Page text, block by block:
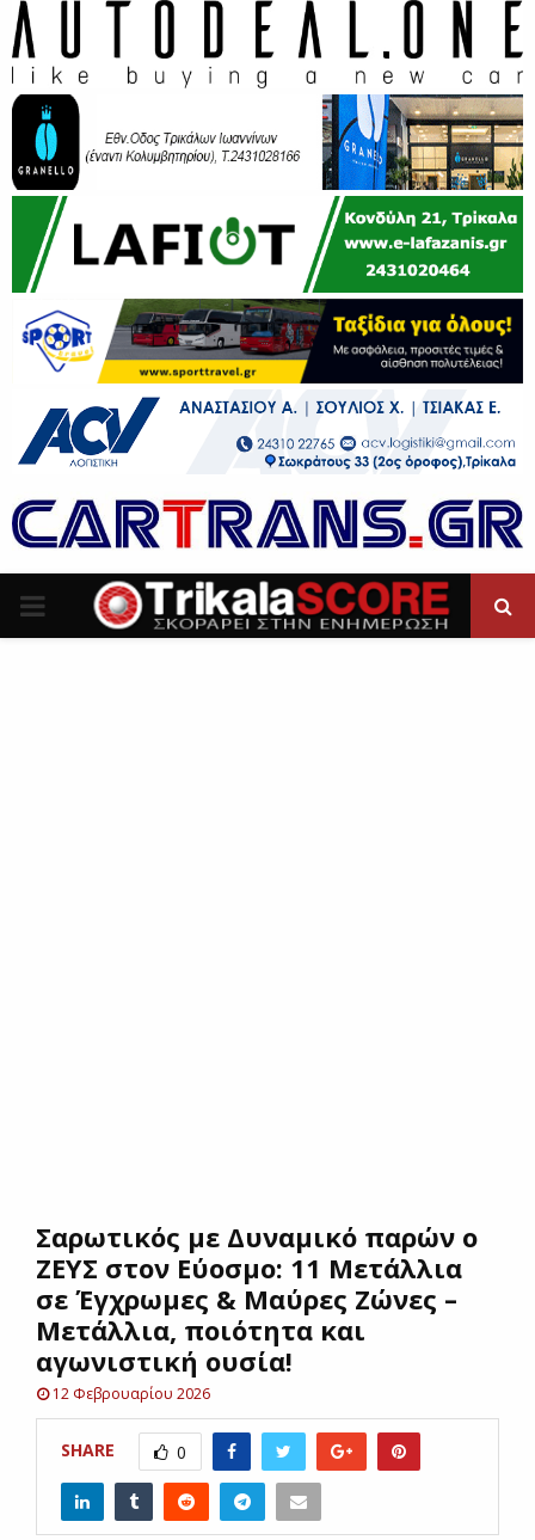
P
UΣαρωτικός με Δυναμικό παρών ο
ΖΕΥΣ στον Εύοσμο: 11 Μετάλλια
σε Έγχρωμες & Μαύρες Ζώνες –
Μετάλλια, ποιότητα και
αγωνιστική ουσία!
12 Φεβρουαρίου 2026
SHARE 0